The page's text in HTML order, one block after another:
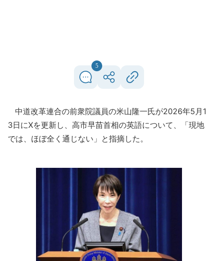
5
中道改革連合の前衆院議員の米山隆一氏が2026年5月1
3日にXを更新し、高市早苗首相の英語について、「現地
では、ほぼ全く通じない」と指摘した。